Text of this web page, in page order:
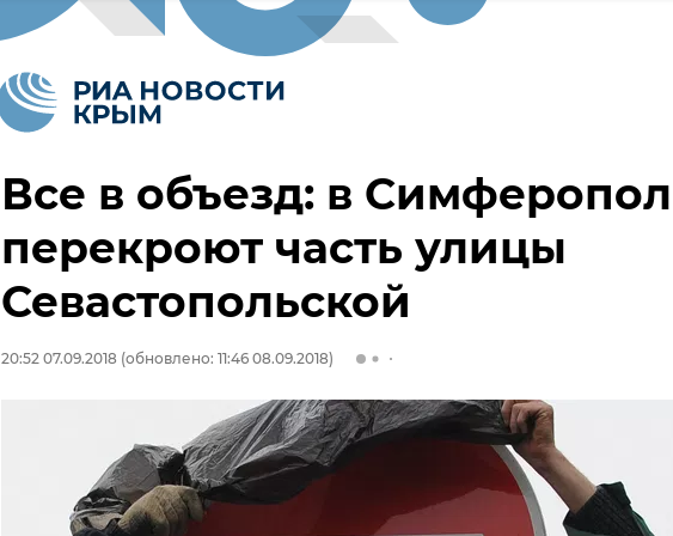
Все в объезд: в
перекроют часть улицы
Севастопольской
20:52 07.09.2018 (обновлено: 11:46 08.09.2018)